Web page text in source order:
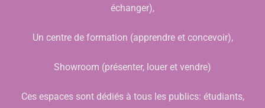
échanger),
Un centre de formation (apprendre et concevoir),
Showroom (présenter, louer et vendre)
Ces espaces sont dédiés à tous les publics: étudiants,